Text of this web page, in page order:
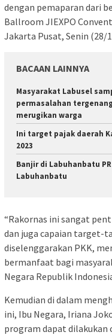
dengan pemaparan dari
Ballroom JIEXPO
Jakarta Pusat, Senin (28/
BACAAN LAINNYA
Masyarakat Labusel
permasalahan
merugikan warga
Ini target pajak daerah
2023
Banjir di Labuhanbatu
Labuhanbatu
“Rakornas ini sangat
dan juga capaian target-
diselenggarakan PKK,
bermanfaat bagi
Negara Republik
Kemudian di dalam
ini, Ibu Negara, Iriana
program dapat dilakukan